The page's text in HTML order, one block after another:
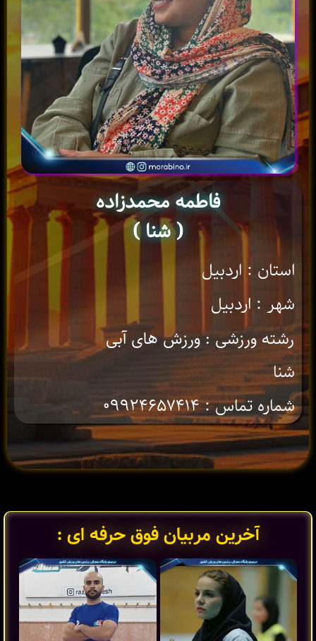
فاطمه محمدزاده
( شنا )
استان : اردبیل
شهر : اردبیل
رشته ورزشی : ورزش های آبی
شنا
شماره تماس : ۰۹۹۲۴۶۵۷۴۱۴
آخرین مربیان فوق حرفه ای :